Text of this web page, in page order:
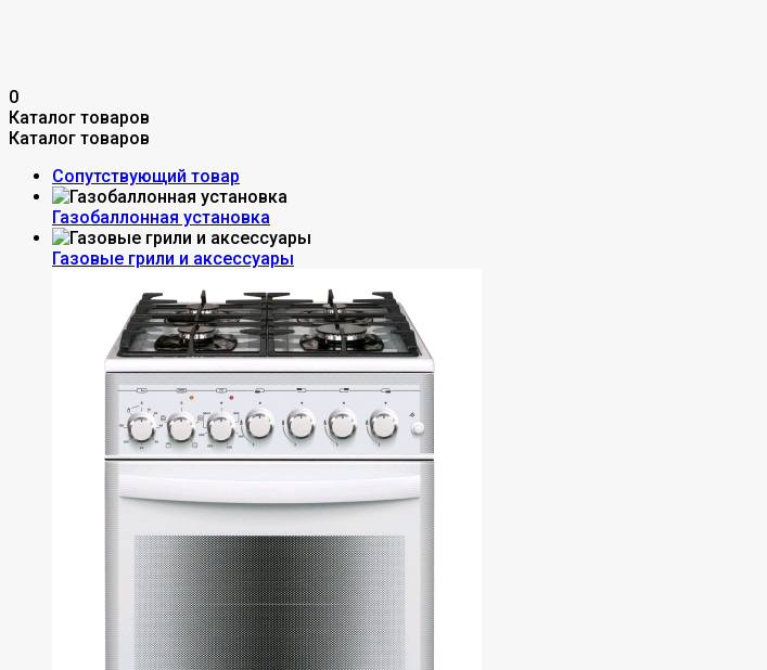
0
Каталог товаров
Каталог товаров
Сопутствующий товар
Газобаллонная установка
Газовые грили и аксессуары